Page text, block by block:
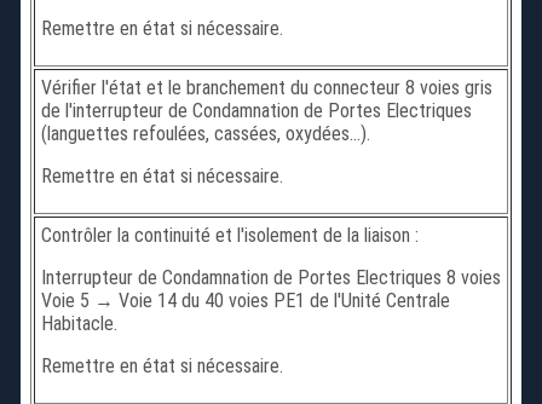
Remettre en état si nécessaire.
Vérifier l'état et le branchement du connecteur 8 voies gris
de l'interrupteur de Condamnation de Portes Electriques
(languettes refoulées, cassées, oxydées...).
Remettre en état si nécessaire.
Contrôler la continuité et l'isolement de la liaison :
Interrupteur de Condamnation de Portes Electriques 8 voies
Voie 5 → Voie 14 du 40 voies PE1 de l'Unité Centrale
Habitacle.
Remettre en état si nécessaire.